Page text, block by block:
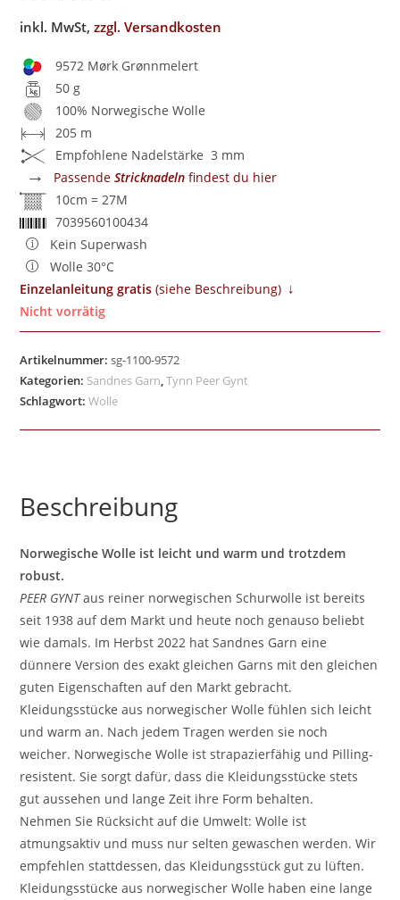
inkl. MwSt,zzgl. Versandkosten
9572 Mørk Grønnmelert
50 g
100% Norwegische Wolle
205 m
Empfohlene Nadelstärke 3 mm
→ PassendeStricknadeln findest du hier
10cm = 27M
7039560100434
Kein Superwash
Wolle 30°C
Einzelanleitung gratis ​ (siehe Beschreibung) ↓
Nicht vorrätig
Artikelnummer:sg-1100-9572
Kategorien: Sandnes Garn,Tynn Peer Gynt
Schlagwort:Wolle
Beschreibung
Norwegische Wolle ist leicht und warm und trotzdem
robust.
PEER GYNTaus reiner norwegischen Schurwolle ist bereits
seit 1938 auf dem Markt und heute noch genauso beliebt
wie damals. Im Herbst 2022 hat Sandnes Garn eine
dünnere Version des exakt gleichen Garns mit den gleichen
guten Eigenschaften auf den Markt gebracht.
Kleidungsstücke aus norwegischer Wolle fühlen sich leicht
und warm an. Nach jedem Tragen werden sie noch
weicher. Norwegische Wolle ist strapazierfähig und Pilling-
resistent. Sie sorgt dafür, dass die Kleidungsstücke stets
gut aussehen und lange Zeit ihre Form behalten.
Nehmen Sie Rücksicht auf die Umwelt: Wolle ist
atmungsaktiv und muss nur selten gewaschen werden. Wir
empfehlen stattdessen, das Kleidungsstück gut zu lüften.
Kleidungsstücke aus norwegischer Wolle haben eine lange